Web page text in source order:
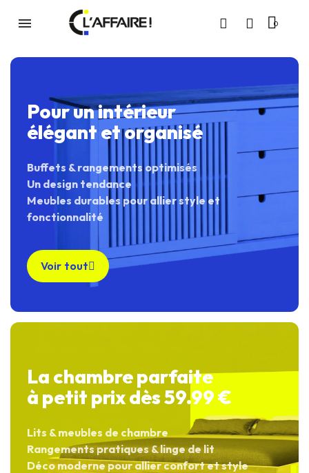
Pour un intérieur
élégant et organisé
Buffets & rangements optimisés
Un design tendance
Meubles durables pour allier style et
fonctionnalité
Voir tout
La chambre parfaite
à petit prix dès 59.99 €
Lits & meubles de chambre
Rangements pratiques & linge de lit
Déco moderne pour allier confort et style